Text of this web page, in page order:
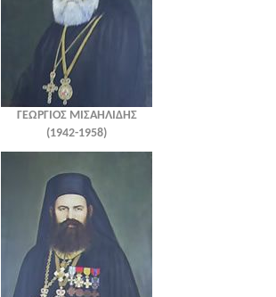
ΓΕΩΡΓΙΟΣ ΜΙΣΑΗΛΙΔΗΣ
(1942-1958)